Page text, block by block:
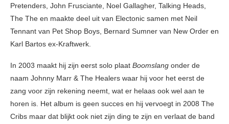
Pretenders, John Frusciante, Noel Gallagher, Talking Heads,
The The en maakte deel uit van Electonic samen met Neil
Tennant van Pet Shop Boys, Bernard Sumner van New Order en
Karl Bartos ex-Kraftwerk.
In 2003 maakt hij zijn eerst solo plaat Boomslang onder de
naam Johnny Marr & The Healers waar hij voor het eerst de
zang voor zijn rekening neemt, wat er helaas ook wel aan te
horen is. Het album is geen succes en hij vervoegt in 2008 The
Cribs maar dat blijkt ook niet zijn ding te zijn en verlaat de band